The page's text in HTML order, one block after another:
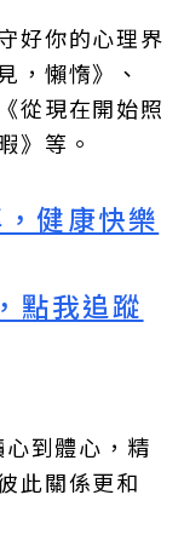
好你的心理界
，懶惰》、
從現在開始照
》等。
健康快樂
點我追蹤
到體心，精
此關係更和